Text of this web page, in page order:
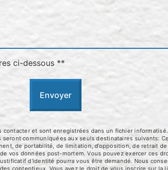
ci-dessous **
Envoyer
et sont enregistrées dans un fichier
communiquées aux seuls destinataires suivants:
de portabilité, de limitation, d’opposition, de retrait
vos données post-mortem. Vous pouvez exercer ces
d'identité pourra vous être demandé. Nous
contentieux. Vous avez le droit de vous inscrire sur